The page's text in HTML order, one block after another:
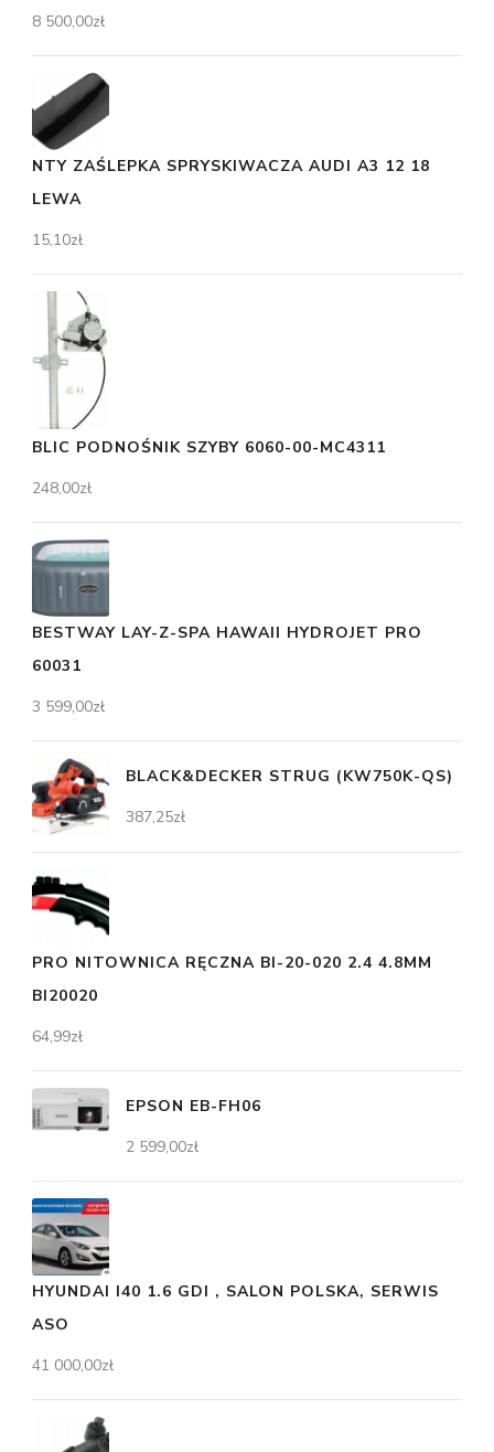
8 500,00zł
NTY ZAŚLEPKA SPRYSKIWACZA AUDI A3 12 18
LEWA
15,10zł
BLIC PODNOŚNIK SZYBY 6060-00-MC4311
248,00zł
BESTWAY LAY-Z-SPA HAWAII HYDROJET PRO
60031
3 599,00zł
BLACK&DECKER STRUG (KW750K-QS)
387,25zł
PRO NITOWNICA RĘCZNA BI-20-020 2.4 4.8MM
BI20020
64,99zł
EPSON EB-FH06
2 599,00zł
HYUNDAI I40 1.6 GDI , SALON POLSKA, SERWIS
ASO
41 000,00zł